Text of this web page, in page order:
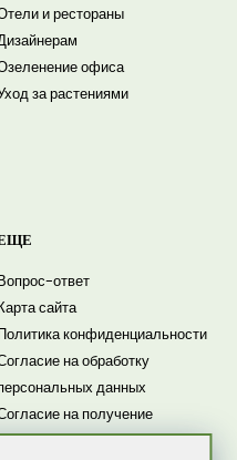
и рестораны
офиса
за растениями
ответ
сайта
конфиденциальности
на обработку
данных
на получение